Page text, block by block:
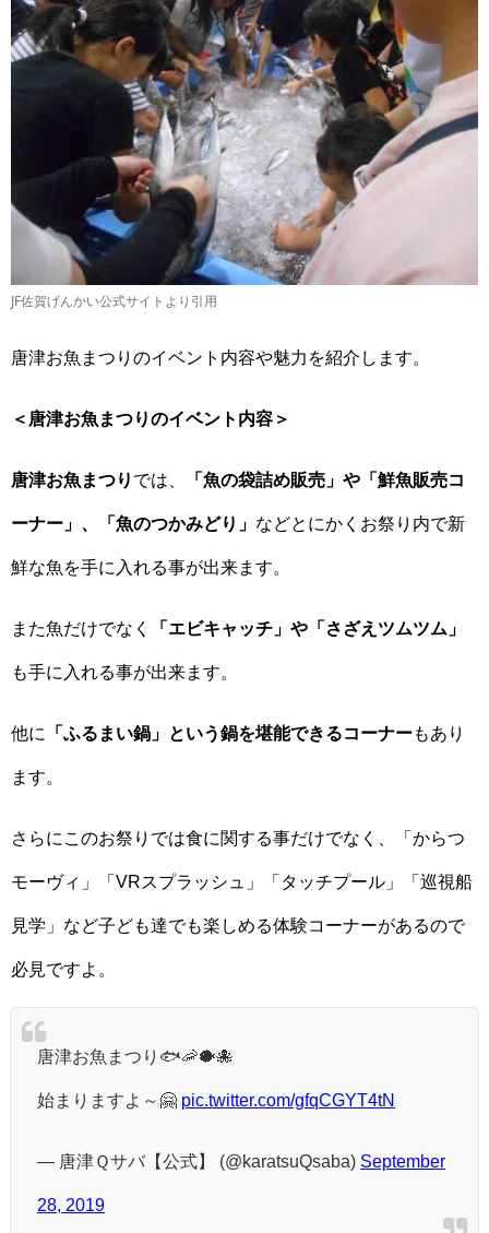
JF佐賀げんかい公式サイトより引用
唐津お魚まつりのイベント内容や魅力を紹介します。
＜唐津お魚まつりのイベント内容＞
唐津お魚まつり では、 「魚の袋詰め販売」や「鮮魚販売コ
ーナー」、「魚のつかみどり」 などとにかくお祭り内で新
鮮な魚を手に入れる事が出来ます。
また魚だけでなく 「エビキャッチ」や「さざえツムツム」
も手に入れる事が出来ます。
他に 「ふるまい鍋」という鍋を堪能できるコーナーもあり
ます。
さらにこのお祭りでは食に関する事だけでなく、「からつ
モーヴィ」「VRスプラッシュ」「タッチプール」「巡視船
見学」など子ども達でも楽しめる体験コーナーがあるので
必見ですよ。
唐津お魚まつり🐟🦐🐡🐙
始まりますよ～🤗 pic.twitter.com/gfqCGYT4tN
— 唐津Ｑサバ【公式】 (@karatsuQsaba) September
28, 2019